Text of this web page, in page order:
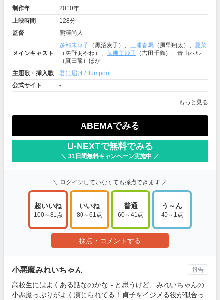
制作年
2010年
上映時間
128分
監督
熊澤尚人
メインキャスト
多部未華子 （黒沼爽子）、 三浦春馬 （風早翔太）、 夏菜
（矢野あやね）、 蓮佛美沙子 （吉田千鶴）、青山ハル
（真田龍）ほか
主題歌・挿入歌
君に届け / flumpool
公式サイト
-
もっと見る
ABEMAでみる
U-NEXTで無料でみる
＼ 31日間無料キャンペーン実施中 ／
＼ ログインしていなくても採点できます ／
超いいね
100～81点
いいね
80～61点
普通
60～41点
う～ん
40～1点
採点・コメントする
小悪魔みれいちゃん
高校生にはよくある話なのかな～と思うけど、みれいちゃんの
小悪魔っぷりがよく演じられてる！貞子をイジメる役が似合っ
報告